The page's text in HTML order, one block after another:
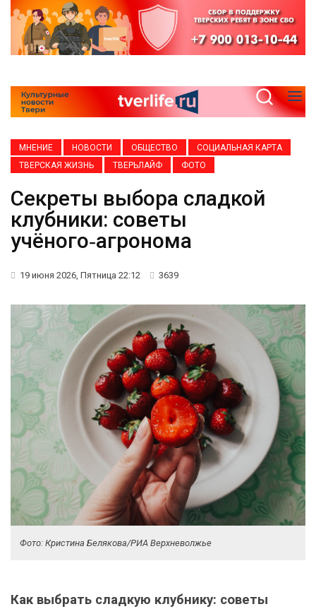
МНЕНИЕ НОВОСТИ ОБЩЕСТВО
СОЦИАЛЬНАЯ КАРТА
ТВЕРСКАЯ ЖИЗНЬ
ТВЕРЬЛАЙФ ФОТО
Секреты выбора сладкой
клубники: советы
учёного‑агронома
19 июня 2026, Пятница 22:12 3639
Фото: Кристина Белякова/РИА Верхневолжье
Как выбрать сладкую клубнику: советы